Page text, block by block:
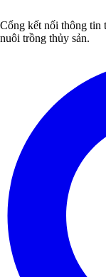
Cổng kết nối thông tin
nuôi trồng thủy sản.